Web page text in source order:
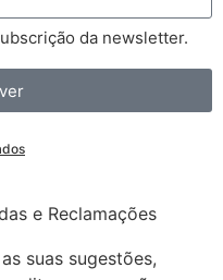
da newsletter.
e Reclamações
suas sugestões,